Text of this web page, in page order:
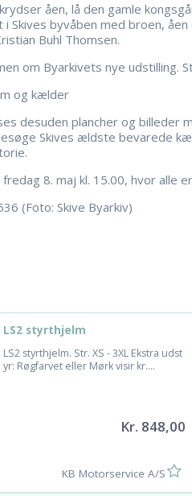
åen, lå den gamle
Skives byvåben med broen,
Buhl Thomsen.
om Byarkivets nye
og kælder
desuden plancher og billeder
Skives ældste bevarede
8. maj kl. 15.00, hvor alle
(Foto: Skive Byarkiv)
LS2 styrthjelm
LS2 styrthjelm. Str. XS - 3XL Ekstra udst
yr: Røgfarvet eller Mørk visir kr....
Kr. 848,00
KB Motorservice A/S